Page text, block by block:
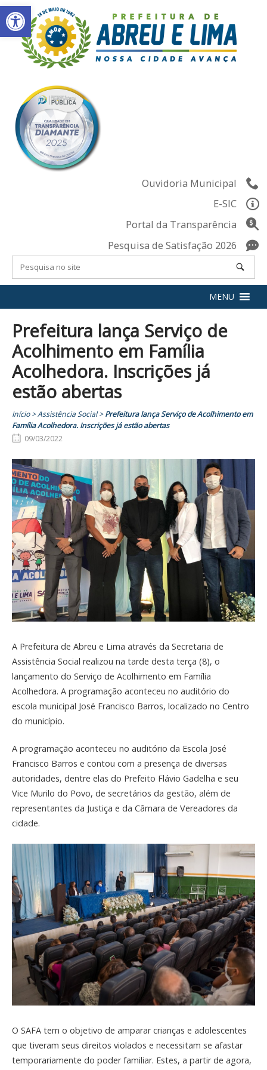
Abrir a barra de ferramentas
Skip
to
content
Ouvidoria Municipal
E-SIC
Portal da Transparência
Pesquisa de Satisfação 2026
MENU
Prefeitura lança Serviço de
Acolhimento em Família
Acolhedora. Inscrições já
estão abertas
Início>Assistência Social>Prefeitura lança Serviço de Acolhimento em
Família Acolhedora. Inscrições já estão abertas
09/03/2022
A Prefeitura de Abreu e Lima através da Secretaria de
Assistência Social realizou na tarde desta terça (8), o
lançamento do Serviço de Acolhimento em Família
Acolhedora. A programação aconteceu no auditório do
escola municipal José Francisco Barros, localizado no Centro
do município.
A programação aconteceu no auditório da Escola José
Francisco Barros e contou com a presença de diversas
autoridades, dentre elas do Prefeito Flávio Gadelha e seu
Vice Murilo do Povo, de secretários da gestão, além de
representantes da Justiça e da Câmara de Vereadores da
cidade.
O SAFA tem o objetivo de amparar crianças e adolescentes
que tiveram seus direitos violados e necessitam se afastar
temporariamente do poder familiar. Estes, a partir de agora,